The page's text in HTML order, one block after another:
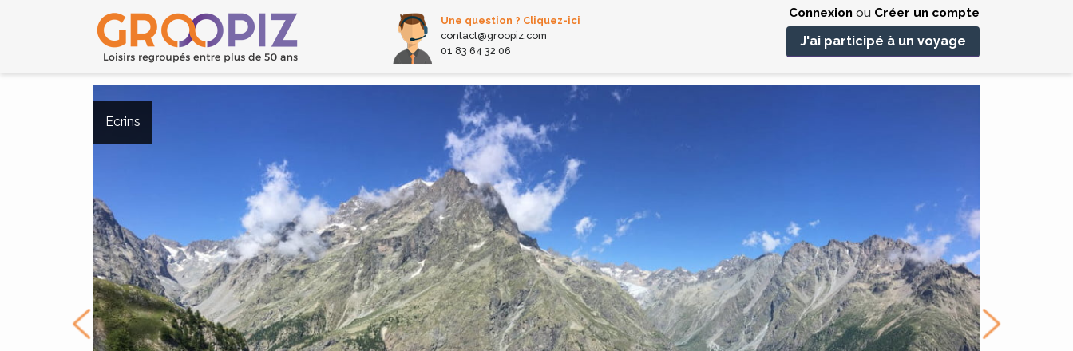
Une question ? Cliquez-ici
contact@groopiz.com
01 83 64 32 06
Connexionou Créer un compte
J'ai participé à un voyage
Ecrins